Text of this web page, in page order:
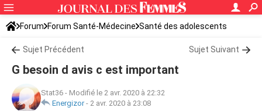
Forum Forum Santé-Médecine Santé des adolescents
Sujet Précédent Sujet Suivant
G besoin d avis c est important
Stat36 - Modifié le 2 avr. 2020 à 22:32
Energizor- 2 avr. 2020 à 23:08